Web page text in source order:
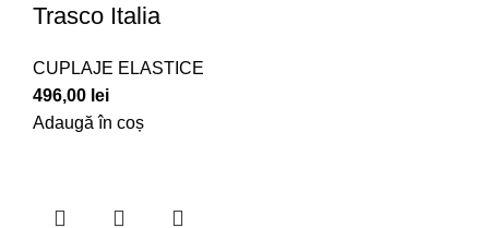
Trasco Italia
CUPLAJE ELASTICE
496,00 lei
Adaugă în coș